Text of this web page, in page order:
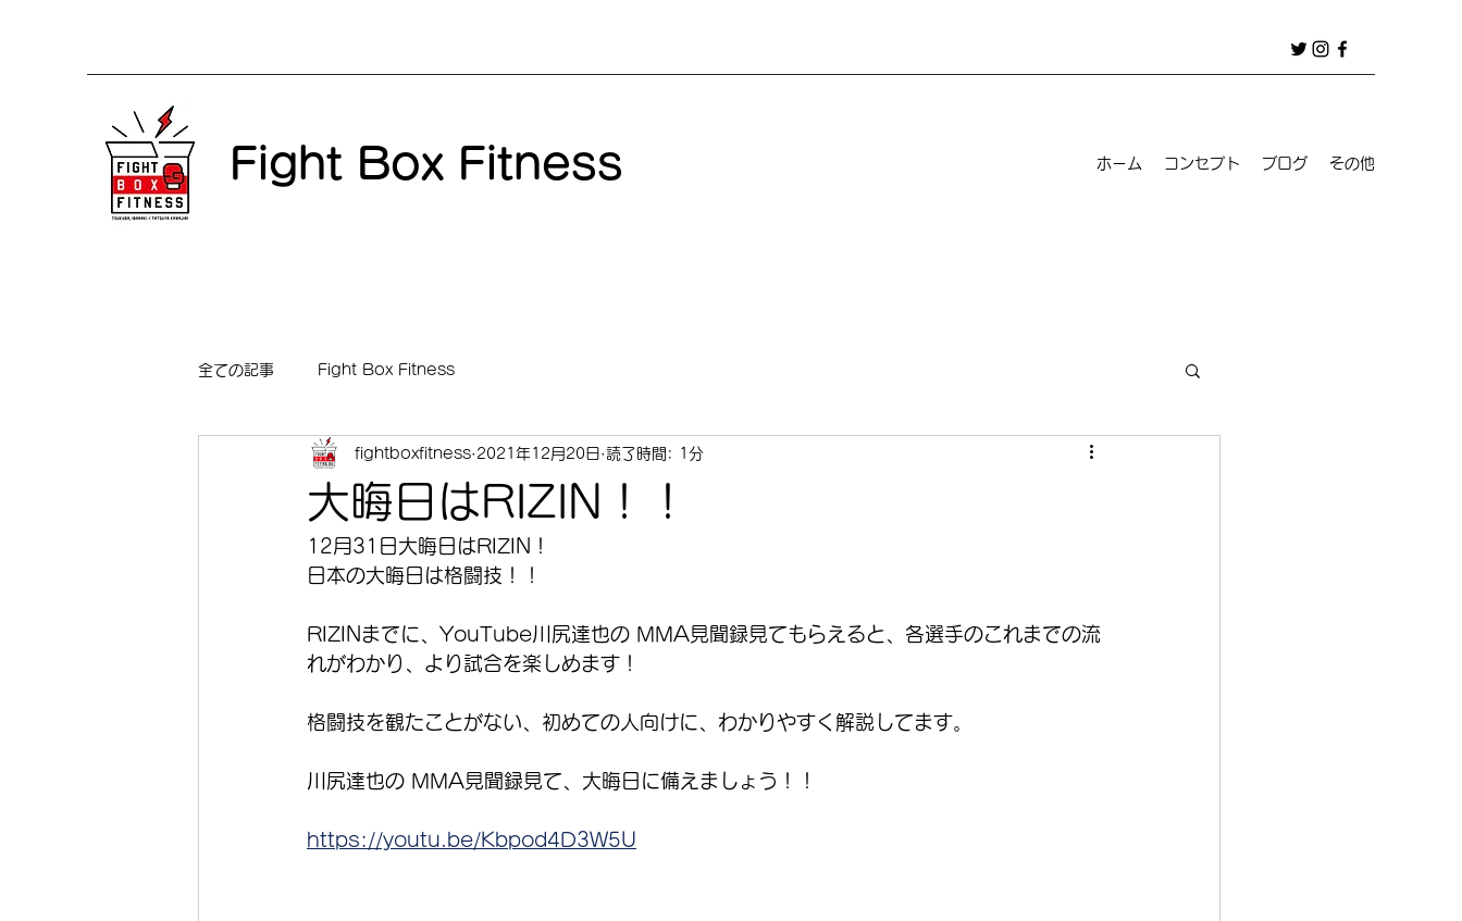
Fight Box Fitness ホーム コンセプト ブログ その他
全ての記事 Fight Box Fitness
大晦日はRIZIN！！
fightboxfitness 2021年12月20日 読了時間: 1分
12月31日大晦日はRIZIN！
日本の大晦日は格闘技！！
RIZINまでに、YouTube川尻達也の MMA見聞録見てもらえると、各選手のこれまでの流
れがわかり、より試合を楽しめます！
格闘技を観たことがない、初めての人向けに、わかりやすく解説してます。
川尻達也の MMA見聞録見て、大晦日に備えましょう！！
https://youtu.be/Kbpod4D3W5U